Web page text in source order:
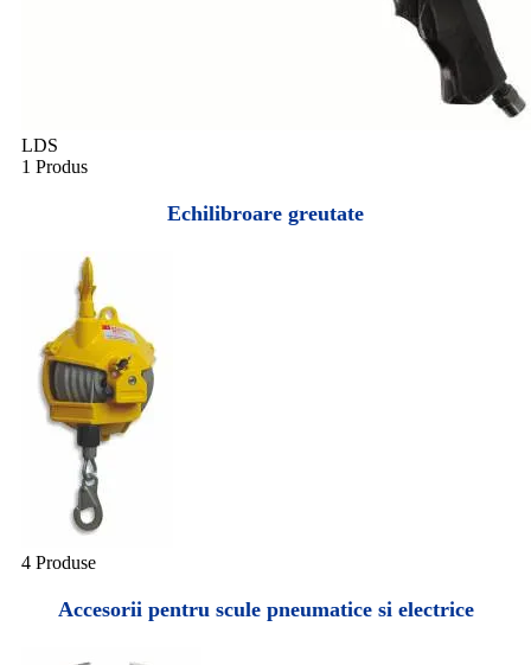
LDS
1 Produs
Echilibroare greutate
4 Produse
Accesorii pentru scule pneumatice si electrice